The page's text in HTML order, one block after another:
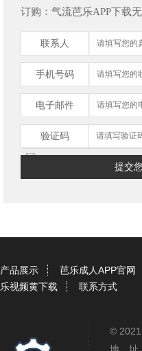
订购：气流芭乐APP下
联系人
手机号码
电子邮件
验证码
产品展示 芭乐成人APP官网
乐视频黄下载
联系方式
©